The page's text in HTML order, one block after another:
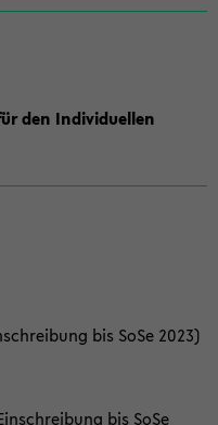
den Individuellen
bis SoSe 2023)
bis SoSe